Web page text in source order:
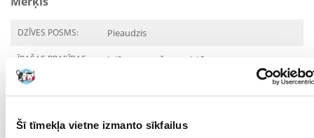
Šī tīmekļa vietne izmanto sīkfailus
DZĪVES POSMS: Pieaudzis
ĪPAŠAS PRASĪBAS: Jutīga gremošanas sistēma
MĀJDZĪVNIEKA
VECUMS NO:
Sastāvdaļas